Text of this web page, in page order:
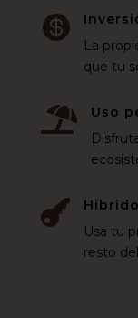

La
que tu

Uso

Híbrido
Usa tu
resto